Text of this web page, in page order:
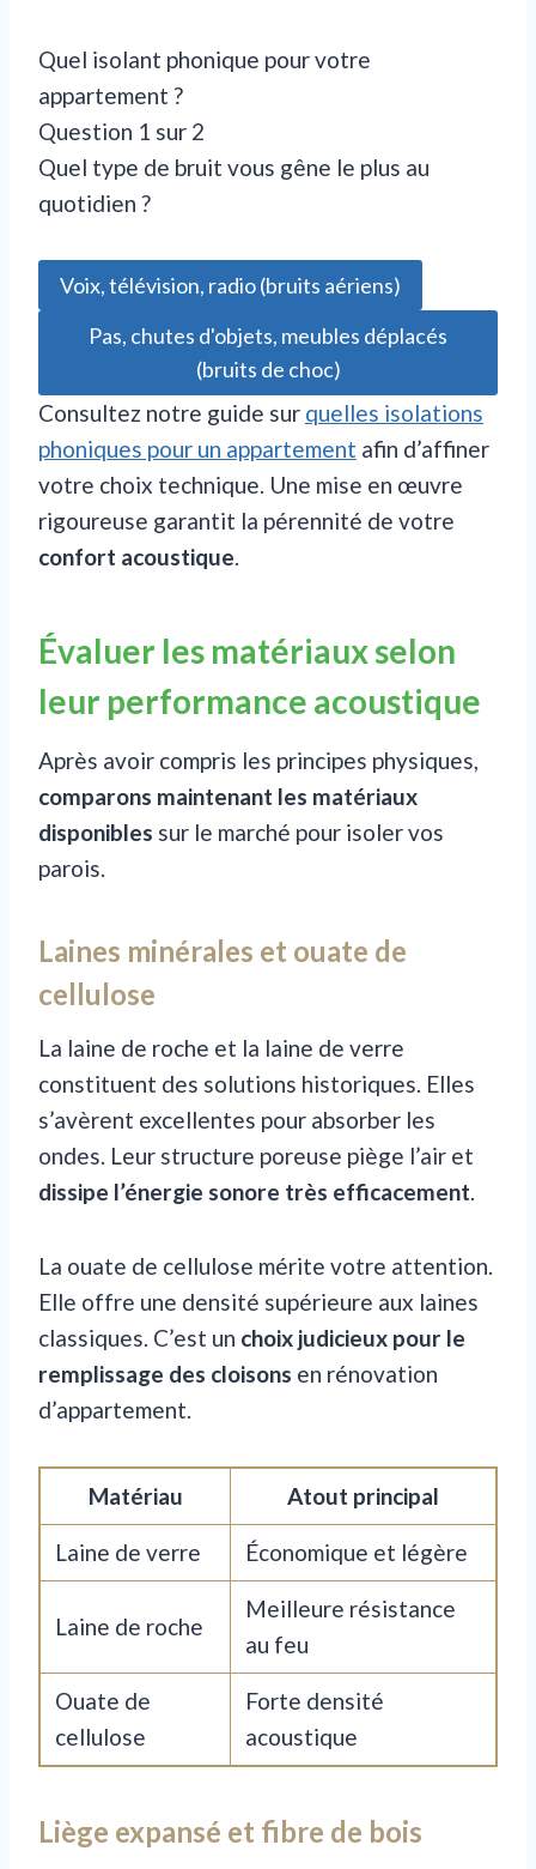
Quel isolant phonique pour votre
appartement ?
Question 1 sur 2
Quel type de bruit vous gêne le plus au
quotidien ?
Voix, télévision, radio (bruits aériens)
Pas, chutes d'objets, meubles déplacés
(bruits de choc)
Consultez notre guide sur quelles isolations
phoniques pour un appartement afin d’affiner
votre choix technique. Une mise en œuvre
rigoureuse garantit la pérennité de votre
confort acoustique
Évaluer les matériaux selon
leur performance acoustique
Après avoir compris les principes physiques,
comparons maintenant les matériaux
disponibles sur le marché pour isoler vos
parois.
Laines minérales et ouate de
cellulose
La laine de roche et la laine de verre
constituent des solutions historiques. Elles
s’avèrent excellentes pour absorber les
ondes. Leur structure poreuse piège l’air et
dissipe l’énergie sonore très efficacement
La ouate de cellulose mérite votre attention.
Elle offre une densité supérieure aux laines
classiques. C’est un choix judicieux pour le
remplissage des cloisons en rénovation
d’appartement.
Matériau Atout principal
Laine de verre Économique et légère
Laine de roche
Meilleure résistance
au feu
Ouate de
cellulose
Forte densité
acoustique
Liège expansé et fibre de bois